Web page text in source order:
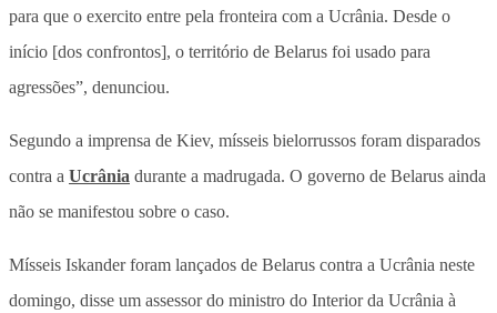
para que o exercito entre pela fronteira com a Ucrânia. Desde o
início [dos confrontos], o território de Belarus foi usado para
agressões”, denunciou.
Segundo a imprensa de Kiev, mísseis bielorrussos foram disparados
contra a Ucrânia durante a madrugada. O governo de Belarus ainda
não se manifestou sobre o caso.
Mísseis Iskander foram lançados de Belarus contra a Ucrânia neste
domingo, disse um assessor do ministro do Interior da Ucrânia à